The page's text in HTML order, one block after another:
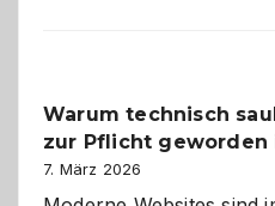
den
Logikrätseln
Warum technisch
zur Pflicht geworden
7. März 2026